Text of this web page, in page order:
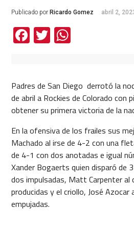
Publicado por Ricardo Gomez abril 2,
Facebook
TwitterWhatsApp
Padres de San Diego derrotó la
de abril a Rockies de Colorado con
obtener su primera victoria de la
En la ofensiva de los frailes sus
Machado al irse de 4-2 con una
de 4-1 con dos anotadas e igual
Xander Bogaerts quien disparó de
dos impulsadas, Matt Carpenter al
producidas y el criollo, José
empujadas.